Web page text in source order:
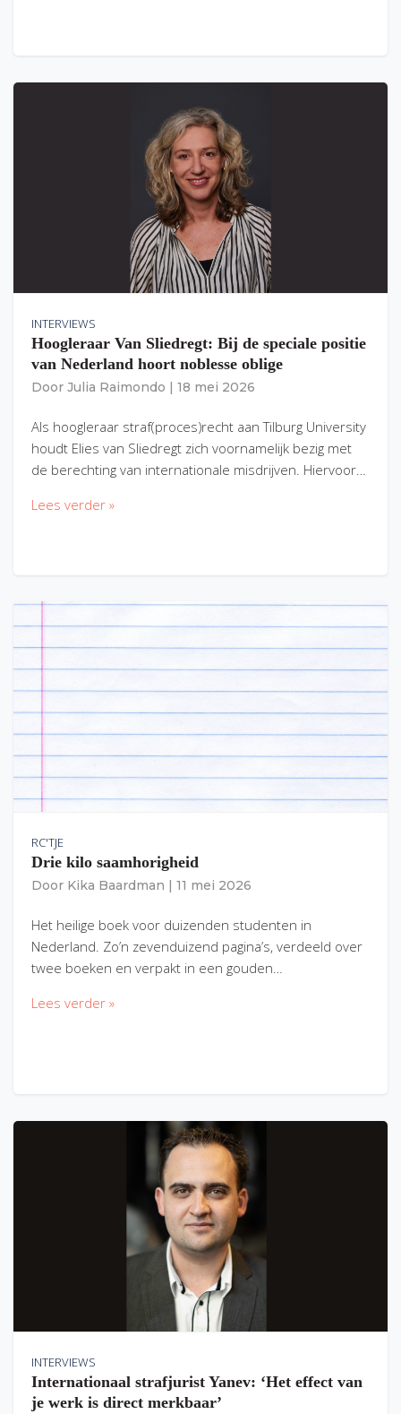
INTERVIEWS
Hoogleraar Van Sliedregt: Bij de speciale positie
van Nederland hoort noblesse oblige
Door Julia Raimondo 18 mei 2026
Als hoogleraar straf(proces)recht aan Tilburg University
houdt Elies van Sliedregt zich voornamelijk bezig met
de berechting van internationale misdrijven. Hiervoor…
Lees verder »
RC'TJE
Drie kilo saamhorigheid
Door Kika Baardman 11 mei 2026
Het heilige boek voor duizenden studenten in
Nederland. Zo’n zevenduizend pagina’s, verdeeld over
twee boeken en verpakt in een gouden…
Lees verder »
INTERVIEWS
Internationaal strafjurist Yanev: ‘Het effect van
je werk is direct merkbaar’